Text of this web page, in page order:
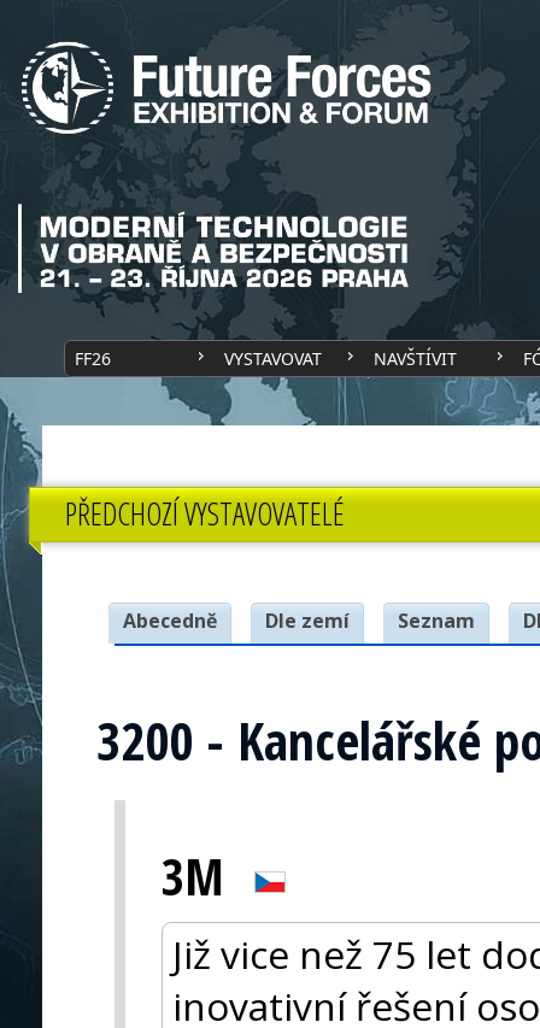
FF26 VYSTAVOVAT NAVŠTÍVIT
PŘEDCHOZÍ VYSTAVOVATELÉ
Abecedně Dle zemí Seznam
3200 - Kancelářské
3M
Již vice než 75 let
inovativní řešení